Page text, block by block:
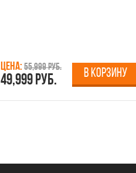
Цена: 55,999 руб.
49,999 руб. В КОРЗИНУ